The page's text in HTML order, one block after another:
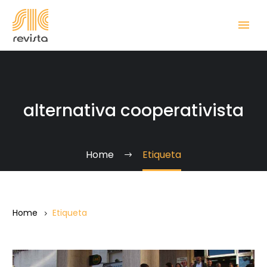
alternativa cooperativista
Home Etiqueta
Home Etiqueta
La